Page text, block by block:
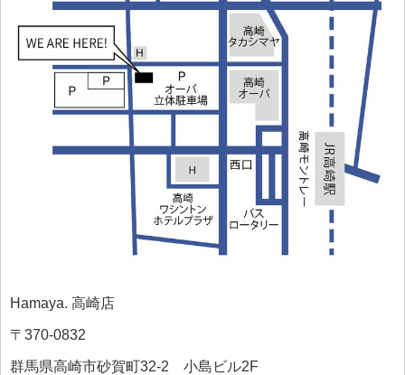
Hamaya. 高崎店
〒370-0832
群馬県高崎市砂賀町32-2 小島ビル2F